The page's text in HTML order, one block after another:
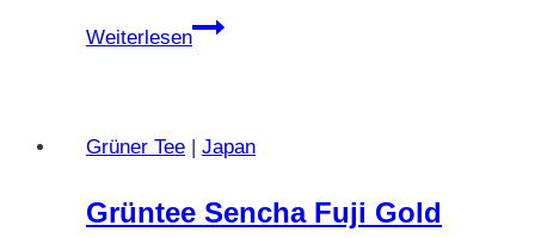
Weiterlesen
Japan
No.1
Grüner Tee | Japan
Grüntee Sencha Fuji Gold